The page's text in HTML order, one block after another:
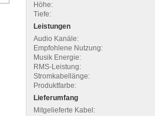
Höhe:
Tiefe:
Leistungen
Audio Kanäle:
Empfohlene Nutzung:
Musik Energie:
RMS-Leistung:
Stromkabellänge:
Produktfarbe:
Lieferumfang
Mitgelieferte Kabel: